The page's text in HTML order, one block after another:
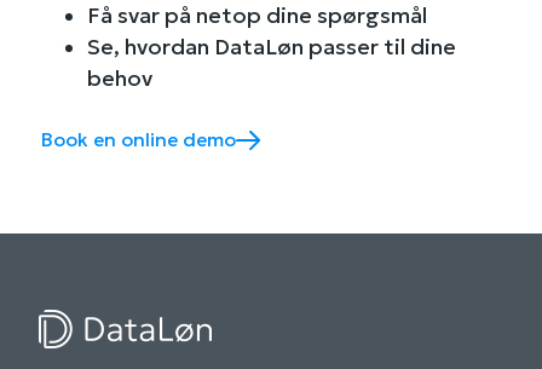
Få svar på netop dine spørgsmål
Se, hvordan DataLøn passer til dine
behov
Book en online demo